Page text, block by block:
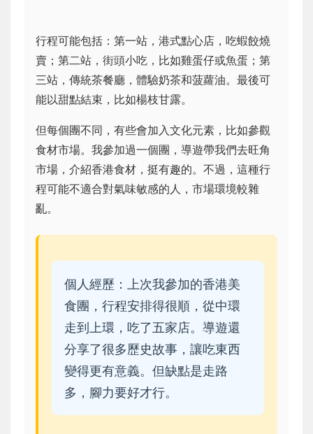
行程可能包括：第一站，港式點心店，吃蝦餃燒
賣；第二站，街頭小吃，比如雞蛋仔或魚蛋；第
三站，傳統茶餐廳，體驗奶茶和菠蘿油。最後可
能以甜點結束，比如楊枝甘露。
但每個團不同，有些會加入文化元素，比如參觀
食材市場。我參加過一個團，導遊帶我們去旺角
市場，介紹香港食材，挺有趣的。不過，這種行
程可能不適合對氣味敏感的人，市場環境較雜
亂。
個人經歷：上次我參加的香港美
食團，行程安排得很順，從中環
走到上環，吃了五家店。導遊還
分享了很多歷史故事，讓吃東西
變得更有意義。但缺點是走路
多，腳力要好才行。